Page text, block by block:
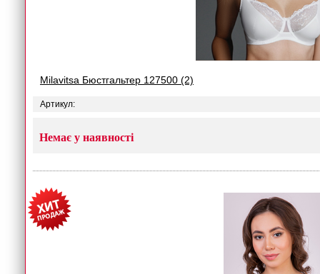
Milavitsa Бюстгальтер 127500 (2)
Артикул:
Немає у наявності